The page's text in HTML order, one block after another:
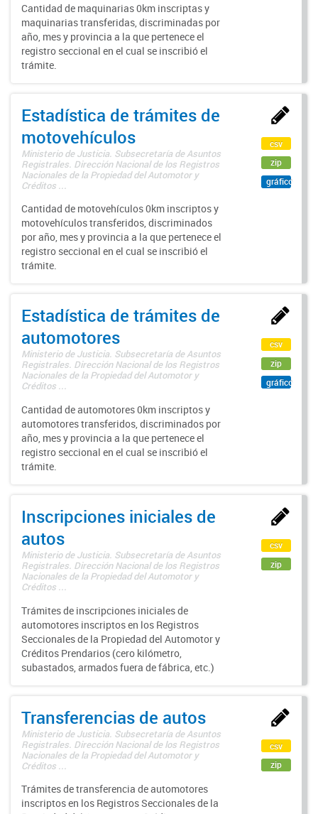
Cantidad de maquinarias 0km inscriptas y
maquinarias transferidas, discriminadas por
año, mes y provincia a la que pertenece el
registro seccional en el cual se inscribió el
trámite.
Estadística de trámites de
motovehículos
Ministerio de Justicia. Subsecretaría de Asuntos
Registrales. Dirección Nacional de los Registros
Nacionales de la Propiedad del Automotor y
Créditos ...
Cantidad de motovehículos 0km inscriptos y
motovehículos transferidos, discriminados
por año, mes y provincia a la que pertenece el
registro seccional en el cual se inscribió el
trámite.
csv
zip
gráfico
Estadística de trámites de
automotores
Ministerio de Justicia. Subsecretaría de Asuntos
Registrales. Dirección Nacional de los Registros
Nacionales de la Propiedad del Automotor y
Créditos ...
Cantidad de automotores 0km inscriptos y
automotores transferidos, discriminados por
año, mes y provincia a la que pertenece el
registro seccional en el cual se inscribió el
trámite.
csv
zip
gráfico
Inscripciones iniciales de
autos
Ministerio de Justicia. Subsecretaría de Asuntos
Registrales. Dirección Nacional de los Registros
Nacionales de la Propiedad del Automotor y
Créditos ...
Trámites de inscripciones iniciales de
automotores inscriptos en los Registros
Seccionales de la Propiedad del Automotor y
Créditos Prendarios (cero kilómetro,
subastados, armados fuera de fábrica, etc.)
csv
zip
Transferencias de autos
Ministerio de Justicia. Subsecretaría de Asuntos
Registrales. Dirección Nacional de los Registros
Nacionales de la Propiedad del Automotor y
Créditos ...
Trámites de transferencia de automotores
inscriptos en los Registros Seccionales de la
csv
zip